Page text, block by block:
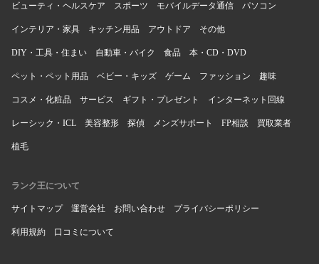
ビューティ・ヘルスケア スポーツ モバイルデータ通信 パソコン
インテリア・家具 キッチン用品 アウトドア その他
DIY・工具・住まい 自動車・バイク 食品 本・CD・DVD
ペット・ペット用品 ベビー・キッズ ゲーム ファッション 趣味
コスメ・化粧品 サービス ギフト・プレゼント インターネット回線
レーシック・ICL 美容整形 探偵 メンズサポート FP相談 買取業者
植毛
ランク王について
サイトマップ 運営会社 お問い合わせ プライバシーポリシー
利用規約 口コミについて